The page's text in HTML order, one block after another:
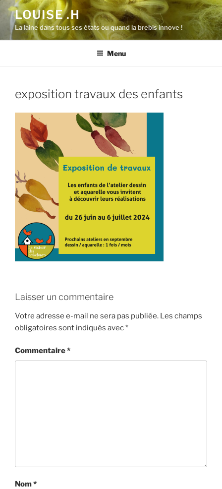
Aller
contenu
principal
LOUISE .H
La laine dans tous ses états ou quand la brebis innove !
Menu
exposition travaux des enfants
Laisser un commentaire
Votre adresse e-mail ne sera pas publiée. Les champs
obligatoires sont indiqués avec*
Commentaire*
Nom*